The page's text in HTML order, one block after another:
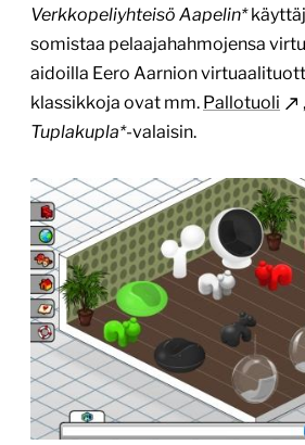
Verkkopeliyhteisö Aapelin*
somistaa pelaajahahmojensa
aidoilla Eero Aarnion
klassikkoja ovat mm. Pallotuoli ,
Tuplakupla*-valaisin.